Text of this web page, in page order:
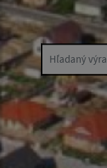
Hľadaný výraz...